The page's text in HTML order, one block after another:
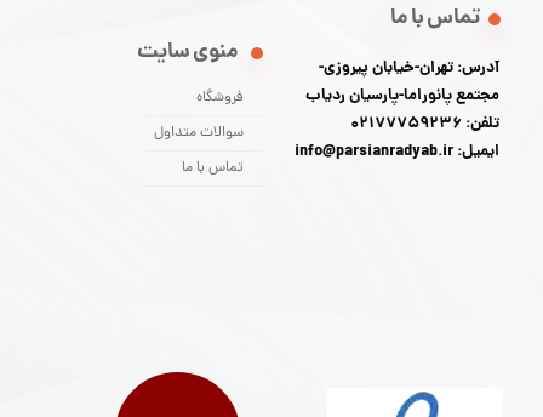
منوی سایت
فروشگاه
سوالات متداول
تماس با ما
تماس با ما
آدرس: تهران-خیابان پیروزی-
مجتمع پانوراما-پارسیان ردیاب
تلفن: 02177759236
ایمیل: info@parsianradyab.ir